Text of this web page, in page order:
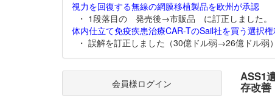
視力を回復する無線の網膜移植製品を欧州が承認
・ 1段落目の 発売後→市販品 に訂正しました。
体内仕立て免疫疾患治療CAR-TのSail社を買う選択
・ 誤解を訂正しました（30億ドル弱→26億ドル弱）
ASS1
存改善
会員様ログイン